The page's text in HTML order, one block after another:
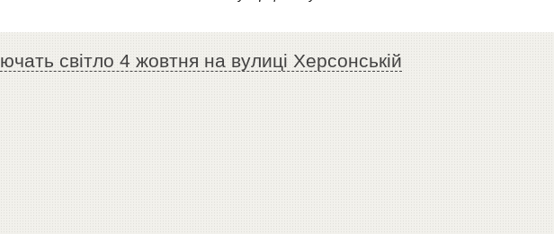
світло 4 жовтня на вулиці Херсонській